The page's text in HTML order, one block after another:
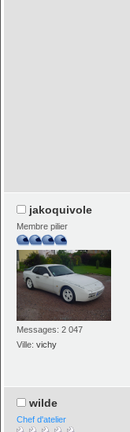
jakoquivole
Membre pilier
Messages: 2 047
Ville:vichy
wilde
Chef d'atelier